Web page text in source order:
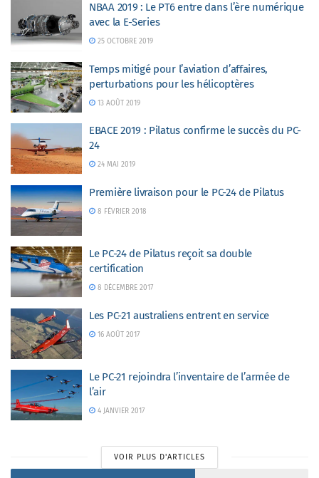
NBAA 2019 : Le PT6 entre dans l’ère numérique
avec la E-Series
25 OCTOBRE 2019
Temps mitigé pour l’aviation d’affaires,
perturbations pour les hélicoptères
13 AOÛT 2019
EBACE 2019 : Pilatus confirme le succès du PC-
24
24 MAI 2019
Première livraison pour le PC-24 de Pilatus
8 FÉVRIER 2018
Le PC-24 de Pilatus reçoit sa double
certification
8 DÉCEMBRE 2017
Les PC-21 australiens entrent en service
16 AOÛT 2017
Le PC-21 rejoindra l’inventaire de l’armée de
l’air
4 JANVIER 2017
VOIR PLUS D'ARTICLES